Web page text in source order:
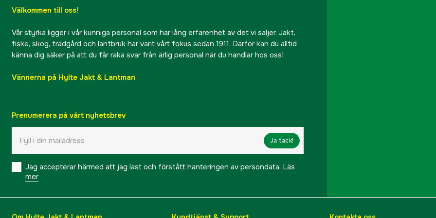
Välkommen till oss!
Vår styrka ligger i vår kunniga personal som har lång erfarenhet av det vi säljer. Jakt,
fiske, skog, trädgård och lantbruk har varit vårt fokus sedan 1911. Därför kan du alltid
känna dig säker på att du får raka svar från ärlig personal när du handlar hos oss!
Vännerna på Hylte Jakt & Lantman
Prenumerera på vårt nyhetsbrev
Ja tack!
Jag accepterar härmed att jag läst och förstått hanteringen av persondata. Läs
mer